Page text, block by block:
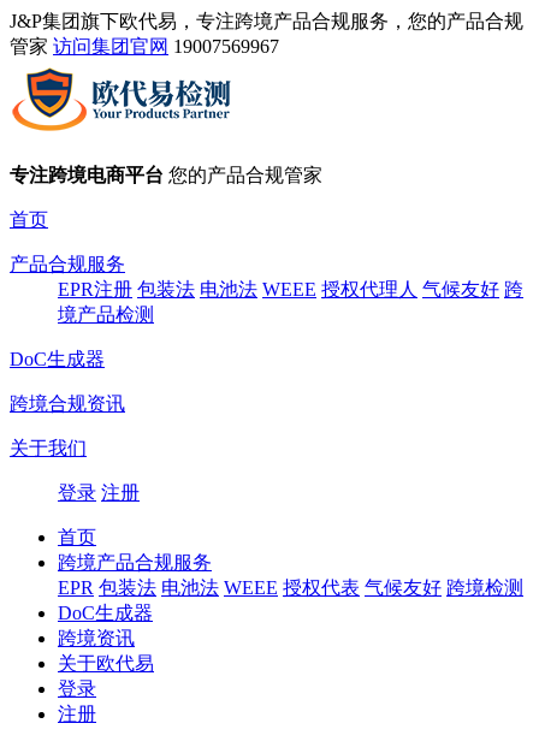
J&P集团旗下欧代易，专注跨境产品合规服务，您的产品合规
管家 访问集团官网 19007569967
专注跨境电商平台 您的产品合规管家
首页
产品合规服务
EPR注册 包装法 电池法 WEEE 授权代理人 气候友好 跨
境产品检测
DoC生成器
跨境合规资讯
关于我们
登录 注册
首页
跨境产品合规服务
EPR 包装法 电池法 WEEE 授权代表 气候友好 跨境检测
DoC生成器
跨境资讯
关于欧代易
登录
注册